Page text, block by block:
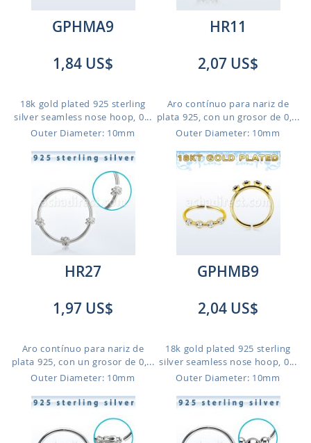
GPHMA9
1,84 US$
18k gold plated 925 sterling
silver seamless nose hoop, 0...
Outer Diameter: 10mm
HR11
2,07 US$
Aro contínuo para nariz de
plata 925, con un grosor de 0,...
Outer Diameter: 10mm
HR27
1,97 US$
Aro contínuo para nariz de
plata 925, con un grosor de 0,...
Outer Diameter: 10mm
GPHMB9
2,04 US$
18k gold plated 925 sterling
silver seamless nose hoop, 0...
Outer Diameter: 10mm